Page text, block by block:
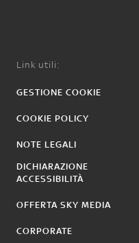
Link utili:
GESTIONE COOKIE
COOKIE POLICY
NOTE LEGALI
DICHIARAZIONE
ACCESSIBILITÀ
OFFERTA SKY MEDIA
CORPORATE